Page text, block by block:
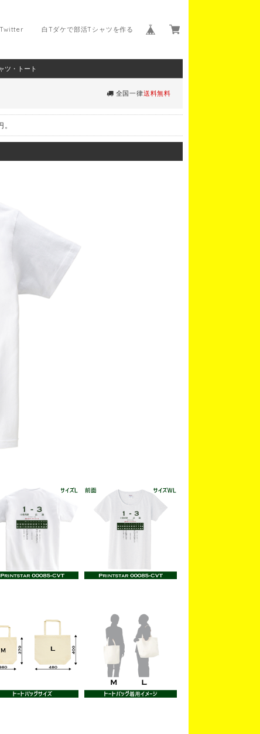
白Tダケで部活Tシャツを作る
Twitter
ツ・トート
全国一律送料無料